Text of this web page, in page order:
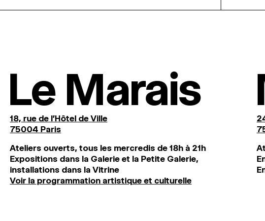
Le Marais
18, rue de l'Hôtel de Ville
75004 Paris
Ateliers ouverts, tous les mercredis de 18h à 21h
Expositions dans la Galerie et la Petite Galerie,
installations dans la Vitrine
Voir la programmation artistique et culturelle